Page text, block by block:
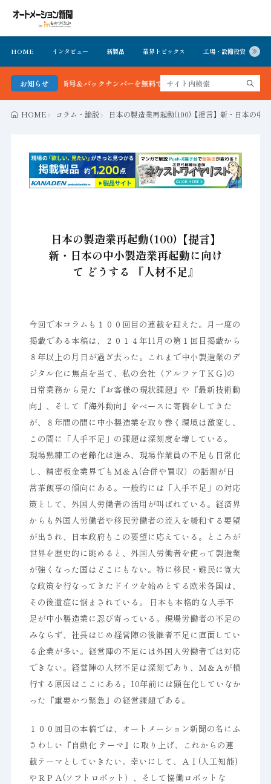
HOME インタビュー 新製品 業界トピックス 工場・設備投資
お知らせ
最新号＆バックナンバーを無料で公開中 詳細はこちら
HOME コラム・論説 日本の製造業再起動(100)【提言】新・日本の中
日本の製造業再起動(100)【提言】
新・日本の中小製造業再起動に向け
て どうする 『人材不足』
今回で本コラムも１００回目の連載を迎えた。月一度の
掲載である本稿は、２０１４年11月の第１回目掲載から
８年以上の月日が過ぎ去った。これまで中小製造業のデ
ジタル化に焦点を当て、私の会社（アルファＴＫＧ)の
日常業務から見た『お客様の現状課題』や『最新技術動
向』、そして『海外動向』をベースに寄稿をしてきた
が、８年間の間に中小製造業を取り巻く環境は激変し、
この間に「人手不足」の課題は深刻度を増している。
現場熟練工の老齢化は進み、現場作業員の不足も日常化
し、精密板金業界でもＭ＆Ａ(合併や買収）の話題が日
常茶飯事の傾向にある。一般的には「人手不足」の対応
策として、外国人労働者の活用が叫ばれている。経済界
からも外国人労働者や移民労働者の流入を緩和する要望
が出され、日本政府もこの要望に応えている。ところが
世界を歴史的に眺めると、外国人労働者を使って製造業
が強くなった国はどこにもない。特に移民・難民に寛大
な政策を行なってきたドイツを始めとする欧米各国は、
その後遺症に悩まされている。 日本も本格的な人手不
足が中小製造業に忍び寄っている。現場労働者の不足の
みならず、社長はじめ経営陣の後継者不足に直面してい
る企業が多い。経営陣の不足には外国人労働者では対応
できない。経営陣の人材不足は深刻であり、Ｍ＆Ａが横
行する原因はここにある。10年前には顕在化していなか
った『重要かつ緊急』の経営課題である。
１００回目の本稿では、オートメーション新聞の名にふ
さわしい『自動化 テーマ』に取り上げ、これからの連
載テーマとしていきたい。幸いにして、ＡＩ(人工知能)
やＲＰＡ(ソフトロボット）、そして協働ロボットな